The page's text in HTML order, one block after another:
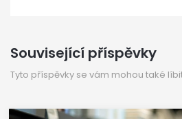
Související příspěvky
Tyto příspěvky se vám mohou také